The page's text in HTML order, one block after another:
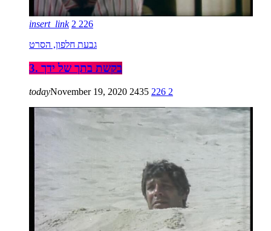
insert_link 2 226
גבעת חלפון, הסרט
3. בקשת בתך של ידך
todayNovember 19, 2020 2435 226 2